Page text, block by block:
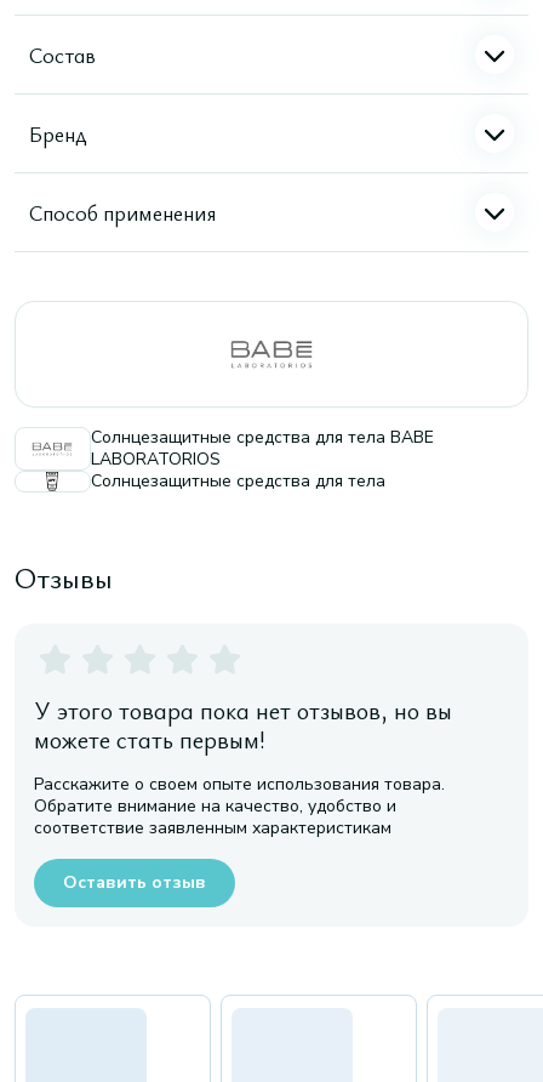
Состав
Бренд
Способ применения
Солнцезащитные средства для тела BABE
LABORATORIOS
Солнцезащитные средства для тела
Отзывы
У этого товара пока нет отзывов, но вы
можете стать первым!
Расскажите о своем опыте использования товара.
Обратите внимание на качество, удобство и
соответствие заявленным характеристикам
Оставить отзыв